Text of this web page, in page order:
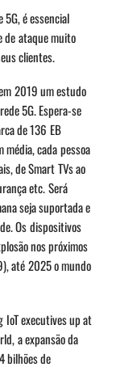
é essencial
de ataque muito
clientes.
2019 um estudo
5G. Espera-se
de 136 EB
cada pessoa
de Smart TVs ao
etc. Será
seja suportada e
Os dispositivos
nos próximos
até 2025 o mundo
IoT executives up at
a expansão da
bilhões de